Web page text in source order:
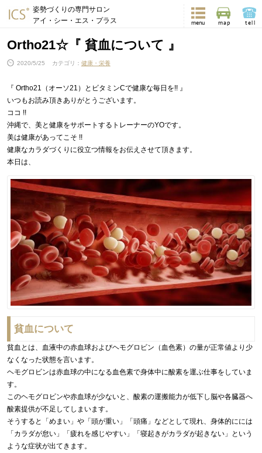
姿勢づくりの専門サロン
アイ・シー・エス・プラス
menu map tell
Ortho21☆『 貧血について 』
2020/5/25 カテゴリ： 健康・栄養
『 Ortho21（オーソ21）とビタミンCで健康な毎日を!! 』
いつもお読み頂きありがとうございます。
ココ !!
沖縄で、美と健康をサポートするトレーナーのYOです。
美は健康があってこそ !!
健康なカラダづくりに役立つ情報をお伝えさせて頂きます。
本日は、
貧血について
貧血とは、血液中の赤血球およびヘモグロビン（血色素）の量が正常値より少
なくなった状態を言います。
ヘモグロビンは赤血球の中になる血色素で身体中に酸素を運ぶ仕事をしていま
す。
このヘモグロビンや赤血球が少ないと、酸素の運搬能力が低下し脳や各臓器へ
酸素提供が不足してしまいます。
そうすると「めまい」や「頭が重い」「頭痛」などとして現れ、身体的にには
「カラダが怠い」「疲れを感じやすい」「寝起きがカラダが起きない」という
ような症状が出てきます。